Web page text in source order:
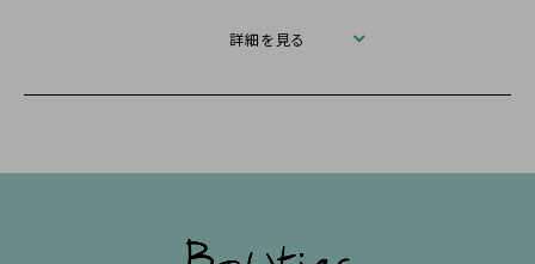
詳細を見る